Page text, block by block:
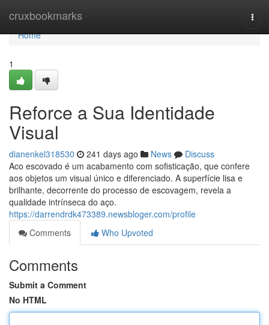
cruxbookmarks
Home
Home
1
Reforce a Sua Identidade
Visual
dianenkel318530 241 days ago News
Discuss
Aco escovado é um acabamento com sofisticação, que confere
aos objetos um visual único e diferenciado. A superfície lisa e
brilhante, decorrente do processo de escovagem, revela a
qualidade intrínseca do aço.
https://darrendrdk473389.newsbloger.com/profile
Comments
Who Upvoted
Comments
Submit a Comment
No HTML